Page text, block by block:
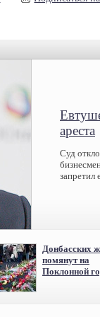
ареста
Суд
запретил
Донбасских
помянут на
Поклонной